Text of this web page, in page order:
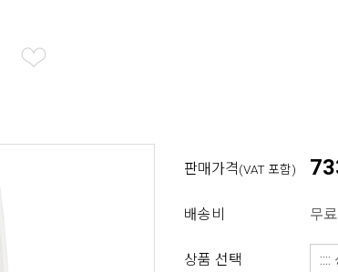
판매가격(VAT 포함)
배송비 무료
상품 선택